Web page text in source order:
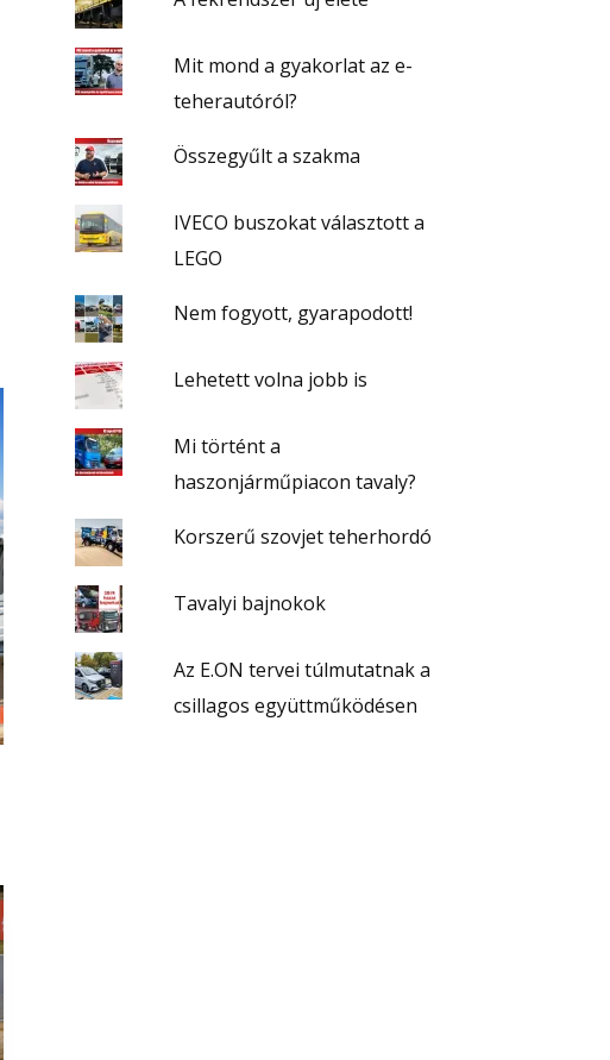
Mit mond a gyakorlat az e-
teherautóról?
Összegyűlt a szakma
IVECO buszokat választott a
LEGO
Nem fogyott, gyarapodott!
Lehetett volna jobb is
Mi történt a
haszonjárműpiacon tavaly?
Korszerű szovjet teherhordó
Tavalyi bajnokok
Az E.ON tervei túlmutatnak a
csillagos együttműködésen